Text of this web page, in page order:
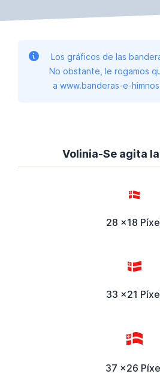
Los gráficos de las
No obstante, le rogamos
a www.banderas-e-
Volinia-Se agita
28 x18
33 x21
37 x26